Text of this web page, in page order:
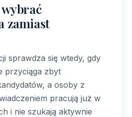
zamiast
sprawdza się wtedy, gdy
przyciąga zbyt
a osoby z
pracują już w
i nie szukają aktywnie